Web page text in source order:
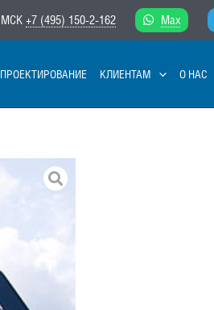
МСК +7 (495) 150-2-162 Max
ПРОЕКТИРОВАНИЕ КЛИЕНТАМ О НАС